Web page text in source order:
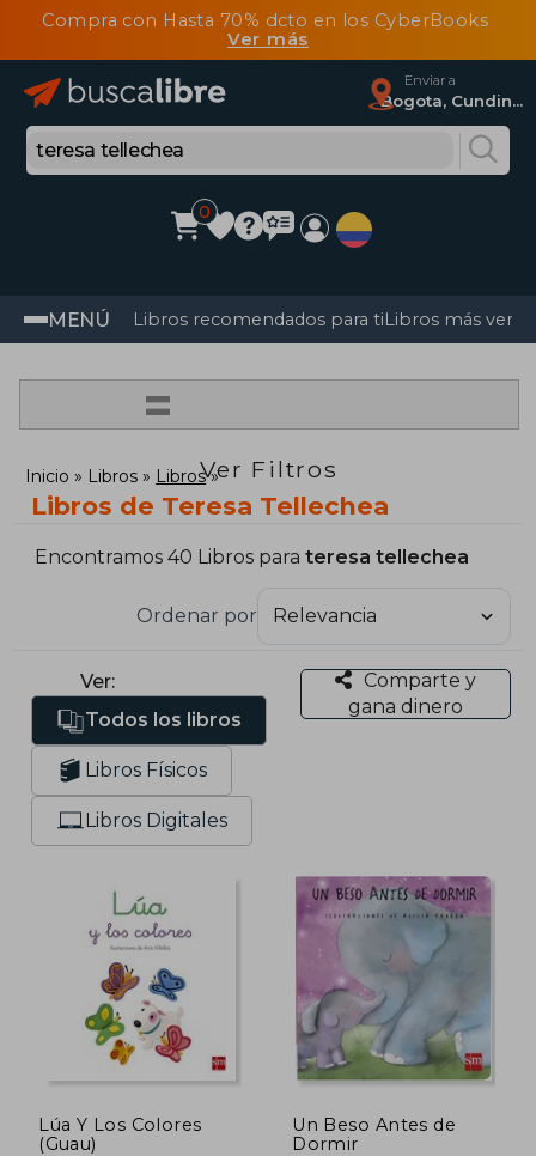
Compra con Hasta 70% dcto en los CyberBooks
Ver más
Enviar a
Bogota, Cundinamarca
0
MENÚ Libros recomendados para tiLibros más
=
Ver Filtros
Inicio Libros Libros
Libros de Teresa Tellechea
Encontramos 40 Libros parateresa tellechea
Ordenar por
Ver:
Todos los libros
Libros Físicos
Libros Digitales
Comparte y
gana dinero
Lúa Y Los Colores
(Guau)
Un Beso Antes de
Dormir